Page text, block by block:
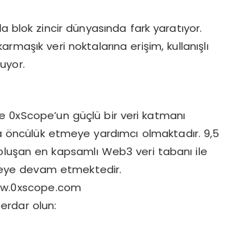
blok zincir dünyasında fark yaratıyor.
veri noktalarına erişim, kullanışlı
0xScope’un güçlü bir veri katmanı
etmeye yardımcı olmaktadır. 9,5
en kapsamlı Web3 veri tabanı ile
devam etmektedir.
olun: